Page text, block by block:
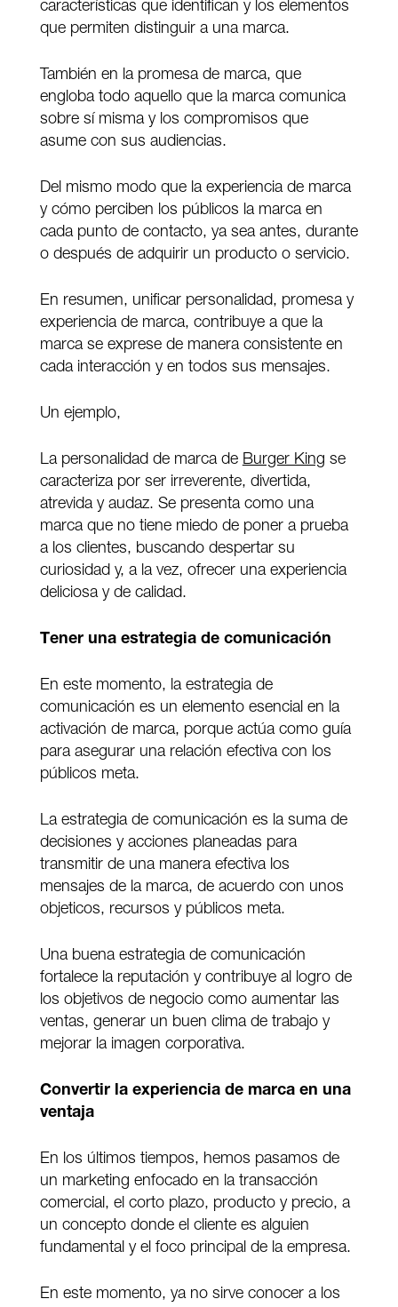
características que identifican y los elementos
que permiten distinguir a una marca.
También en la promesa de marca, que
engloba todo aquello que la marca comunica
sobre sí misma y los compromisos que
asume con sus audiencias.
Del mismo modo que la experiencia de marca
y cómo perciben los públicos la marca en
cada punto de contacto, ya sea antes, durante
o después de adquirir un producto o servicio.
En resumen, unificar personalidad, promesa y
experiencia de marca, contribuye a que la
marca se exprese de manera consistente en
cada interacción y en todos sus mensajes.
Un ejemplo,
La personalidad de marca de Burger King se
caracteriza por ser irreverente, divertida,
atrevida y audaz. Se presenta como una
marca que no tiene miedo de poner a prueba
a los clientes, buscando despertar su
curiosidad y, a la vez, ofrecer una experiencia
deliciosa y de calidad.
Tener una estrategia de comunicación
En este momento, la estrategia de
comunicación es un elemento esencial en la
activación de marca, porque actúa como guía
para asegurar una relación efectiva con los
públicos meta.
La estrategia de comunicación es la suma de
decisiones y acciones planeadas para
transmitir de una manera efectiva los
mensajes de la marca, de acuerdo con unos
objeticos, recursos y públicos meta.
Una buena estrategia de comunicación
fortalece la reputación y contribuye al logro de
los objetivos de negocio como aumentar las
ventas, generar un buen clima de trabajo y
mejorar la imagen corporativa.
Convertir la experiencia de marca en una
ventaja
En los últimos tiempos, hemos pasamos de
un marketing enfocado en la transacción
comercial, el corto plazo, producto y precio, a
un concepto donde el cliente es alguien
fundamental y el foco principal de la empresa.
En este momento, ya no sirve conocer a los